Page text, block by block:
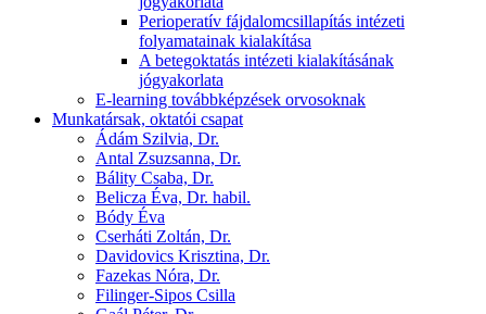
Perioperatív fájdalomcsillapítás intézeti
folyamatainak kialakítása
A betegoktatás intézeti kialakításának
jógyakorlata
E-learning továbbképzések orvosoknak
Munkatársak, oktatói csapat
Ádám Szilvia, Dr.
Antal Zsuzsanna, Dr.
Bálity Csaba, Dr.
Belicza Éva, Dr. habil.
Bódy Éva
Cserháti Zoltán, Dr.
Davidovics Krisztina, Dr.
Fazekas Nóra, Dr.
Filinger-Sipos Csilla